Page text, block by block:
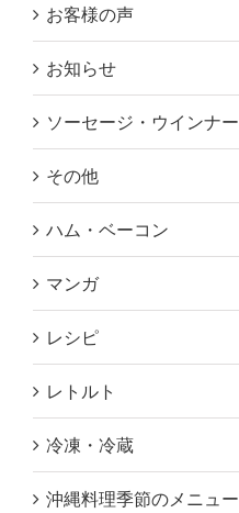
お客様の声
お知らせ
ソーセージ・ウインナー
その他
ハム・ベーコン
マンガ
レシピ
レトルト
冷凍・冷蔵
沖縄料理季節のメニュー